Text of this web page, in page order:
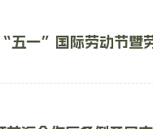
五一”国际劳动节暨